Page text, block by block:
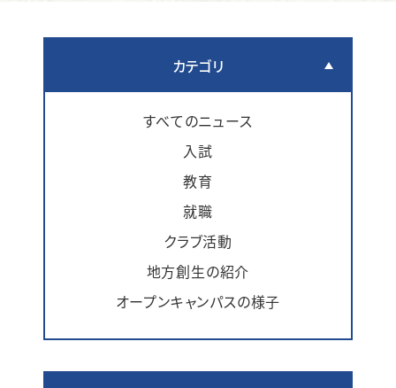
カテゴリ
すべてのニュース
入試
教育
就職
クラブ活動
地方創生の紹介
オープンキャンパスの様子